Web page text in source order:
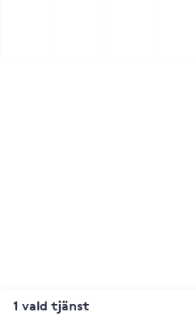
1 vald tjänst